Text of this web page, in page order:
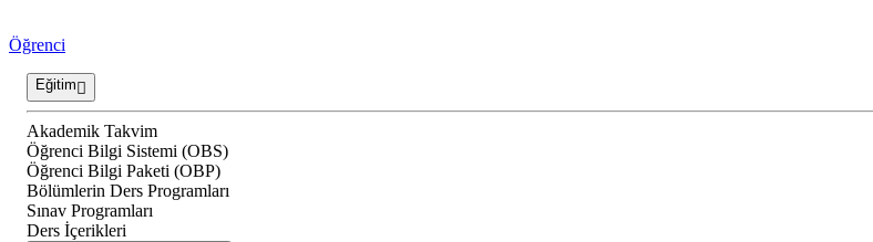
Öğrenci
Eğitim
Akademik Takvim
Öğrenci Bilgi Sistemi (OBS)
Öğrenci Bilgi Paketi (OBP)
Bölümlerin Ders Programları
Sınav Programları
Ders İçerikleri